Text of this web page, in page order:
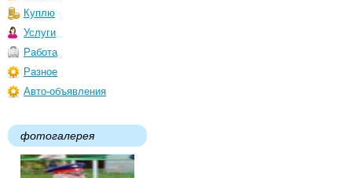
Куплю
Услуги
Работа
Разное
Авто-объявления
фотогалерея